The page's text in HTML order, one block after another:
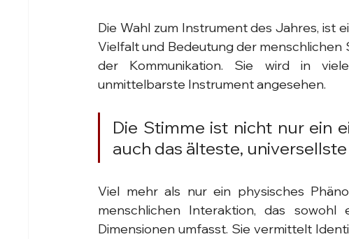
Die Wahl zum Instrument des Jahres, ist
Vielfalt und Bedeutung der menschlichen
der Kommunikation. Sie wird in
unmittelbarste Instrument angesehen.
Die Stimme ist nicht nur ein
auch das älteste,
Viel mehr als nur ein physisches
menschlichen Interaktion, das
Dimensionen umfasst. Sie vermittelt